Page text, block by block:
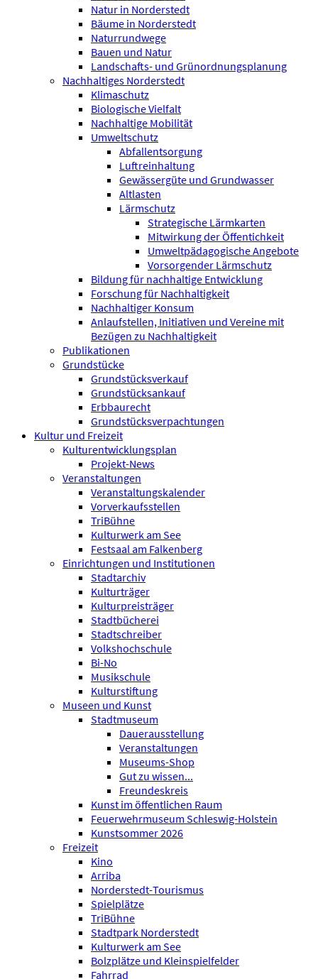
Natur in Norderstedt
Bäume in Norderstedt
Naturrundwege
Bauen und Natur
Landschafts- und Grünordnungsplanung
Nachhaltiges Norderstedt
Klimaschutz
Biologische Vielfalt
Nachhaltige Mobilität
Umweltschutz
Abfallentsorgung
Luftreinhaltung
Gewässergüte und Grundwasser
Altlasten
Lärmschutz
Strategische Lärmkarten
Mitwirkung der Öffentichkeit
Umweltpädagogische Angebote
Vorsorgender Lärmschutz
Bildung für nachhaltige Entwicklung
Forschung für Nachhaltigkeit
Nachhaltiger Konsum
Anlaufstellen, Initiativen und Vereine mit
Bezügen zu Nachhaltigkeit
Publikationen
Grundstücke
Grundstücksverkauf
Grundstücksankauf
Erbbaurecht
Grundstücksverpachtungen
Kultur und Freizeit
Kulturentwicklungsplan
Projekt-News
Veranstaltungen
Veranstaltungskalender
Vorverkaufsstellen
TriBühne
Kulturwerk am See
Festsaal am Falkenberg
Einrichtungen und Institutionen
Stadtarchiv
Kulturträger
Kulturpreisträger
Stadtbücherei
Stadtschreiber
Volkshochschule
Bi-No
Musikschule
Kulturstiftung
Museen und Kunst
Stadtmuseum
Dauerausstellung
Veranstaltungen
Museums-Shop
Gut zu wissen...
Freundeskreis
Kunst im öffentlichen Raum
Feuerwehrmuseum Schleswig-Holstein
Kunstsommer 2026
Freizeit
Kino
Arriba
Norderstedt-Tourismus
Spielplätze
TriBühne
Stadtpark Norderstedt
Kulturwerk am See
Bolzplätze und Kleinspielfelder
Fahrrad